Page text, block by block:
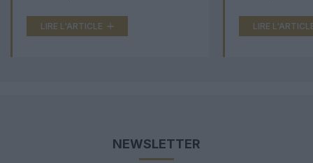
LIRE L'ARTICLE LIRE
NEWSLETTER